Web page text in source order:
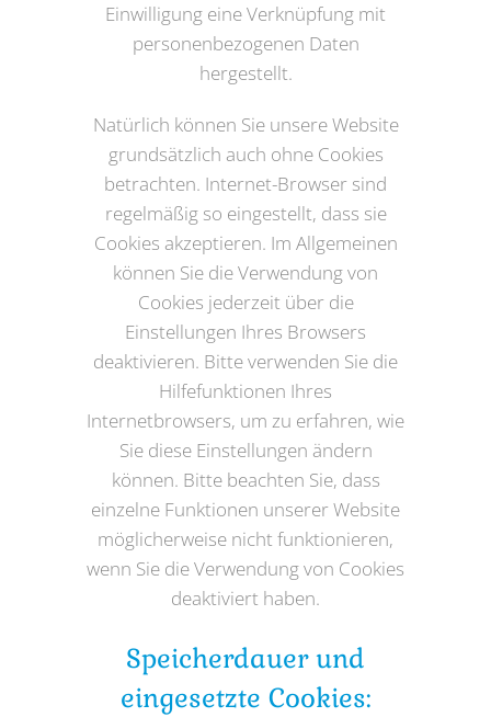
Einwilligung eine Verknüpfung mit
personenbezogenen Daten
hergestellt.
Natürlich können Sie unsere Website
grundsätzlich auch ohne Cookies
betrachten. Internet-Browser sind
regelmäßig so eingestellt, dass sie
Cookies akzeptieren. Im Allgemeinen
können Sie die Verwendung von
Cookies jederzeit über die
Einstellungen Ihres Browsers
deaktivieren. Bitte verwenden Sie die
Hilfefunktionen Ihres
Internetbrowsers, um zu erfahren, wie
Sie diese Einstellungen ändern
können. Bitte beachten Sie, dass
einzelne Funktionen unserer Website
möglicherweise nicht funktionieren,
wenn Sie die Verwendung von Cookies
deaktiviert haben.
Speicherdauer und
eingesetzte Cookies: